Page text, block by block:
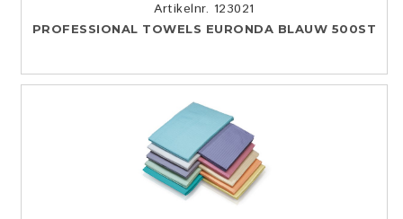
Artikelnr. 123021
PROFESSIONAL TOWELS EURONDA BLAUW 500ST